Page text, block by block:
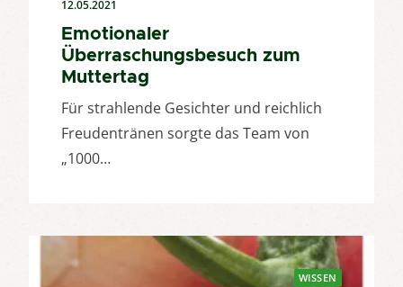
12.05.2021
Emotionaler
Überraschungsbesuch zum
Muttertag
Für strahlende Gesichter und reichlich
Freudentränen sorgte das Team von
„1000…
WISSEN